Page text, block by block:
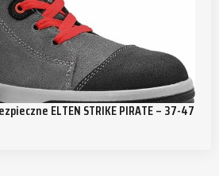
ELTEN STRIKE PIRATE – 37-47